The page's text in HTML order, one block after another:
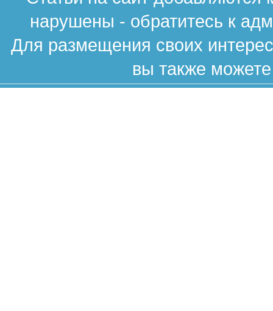
нарушены - обратитесь к
Для размещения своих
вы также